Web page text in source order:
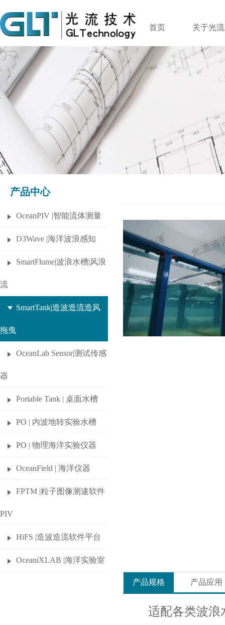
首页 关于光流
产品中心
OceanPIV |智能流体测量
D3Wave |海洋波浪感知
SmartFlume|波浪水槽|风浪
流
SmartTank|造波造流造风
拖曳
OceanLab Sensor|测试传感
器
Portable Tank | 桌面水槽
PO | 内波地转实验水槽
PO | 物理海洋实验仪器
OceanField | 海洋仪器
FPTM |粒子图像测速软件
PIV
HiFS |造波造流软件平台
OceaniXLAB |海洋实验室
产品规格 产品应用
适配各类波浪